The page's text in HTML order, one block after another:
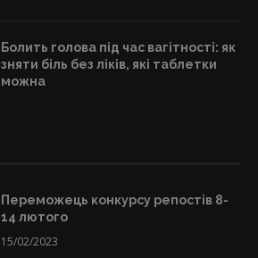
Болить голова під час вагітності: як
зняти біль без ліків, які таблетки
можна
Переможець конкурсу репостів 8-
14 лютого
15/02/2023